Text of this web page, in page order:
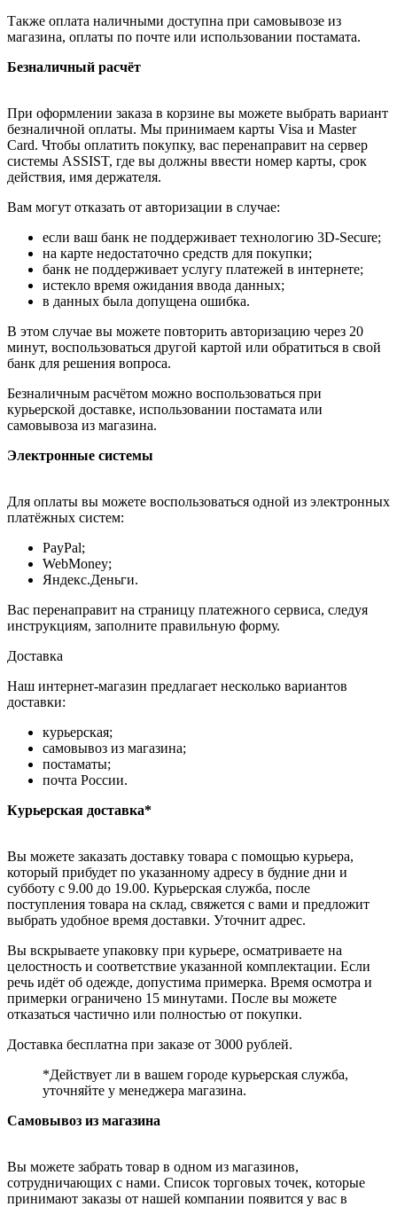
Также оплата наличными доступна при самовывозе из
магазина, оплаты по почте или использовании постамата.
Безналичный расчёт
При оформлении заказа в корзине вы можете выбрать вариант
безналичной оплаты. Мы принимаем карты Visa и Master
Card. Чтобы оплатить покупку, вас перенаправит на сервер
системы ASSIST, где вы должны ввести номер карты, срок
действия, имя держателя.
Вам могут отказать от авторизации в случае:
если ваш банк не поддерживает технологию 3D-Secure;
на карте недостаточно средств для покупки;
банк не поддерживает услугу платежей в интернете;
истекло время ожидания ввода данных;
в данных была допущена ошибка.
В этом случае вы можете повторить авторизацию через 20
минут, воспользоваться другой картой или обратиться в свой
банк для решения вопроса.
Безналичным расчётом можно воспользоваться при
курьерской доставке, использовании постамата или
самовывоза из магазина.
Электронные системы
Для оплаты вы можете воспользоваться одной из электронных
платёжных систем:
PayPal;
WebMoney;
Яндекс.Деньги.
Вас перенаправит на страницу платежного сервиса, следуя
инструкциям, заполните правильную форму.
Доставка
Наш интернет-магазин предлагает несколько вариантов
доставки:
курьерская;
самовывоз из магазина;
постаматы;
почта России.
Курьерская доставка*
Вы можете заказать доставку товара с помощью курьера,
который прибудет по указанному адресу в будние дни и
субботу с 9.00 до 19.00. Курьерская служба, после
поступления товара на склад, свяжется с вами и предложит
выбрать удобное время доставки. Уточнит адрес.
Вы вскрываете упаковку при курьере, осматриваете на
целостность и соответствие указанной комплектации. Если
речь идёт об одежде, допустима примерка. Время осмотра и
примерки ограничено 15 минутами. После вы можете
отказаться частично или полностью от покупки.
Доставка бесплатна при заказе от 3000 рублей.
*Действует ли в вашем городе курьерская служба,
уточняйте у менеджера магазина.
Самовывоз из магазина
Вы можете забрать товар в одном из магазинов,
сотрудничающих с нами. Список торговых точек, которые
принимают заказы от нашей компании появится у вас в